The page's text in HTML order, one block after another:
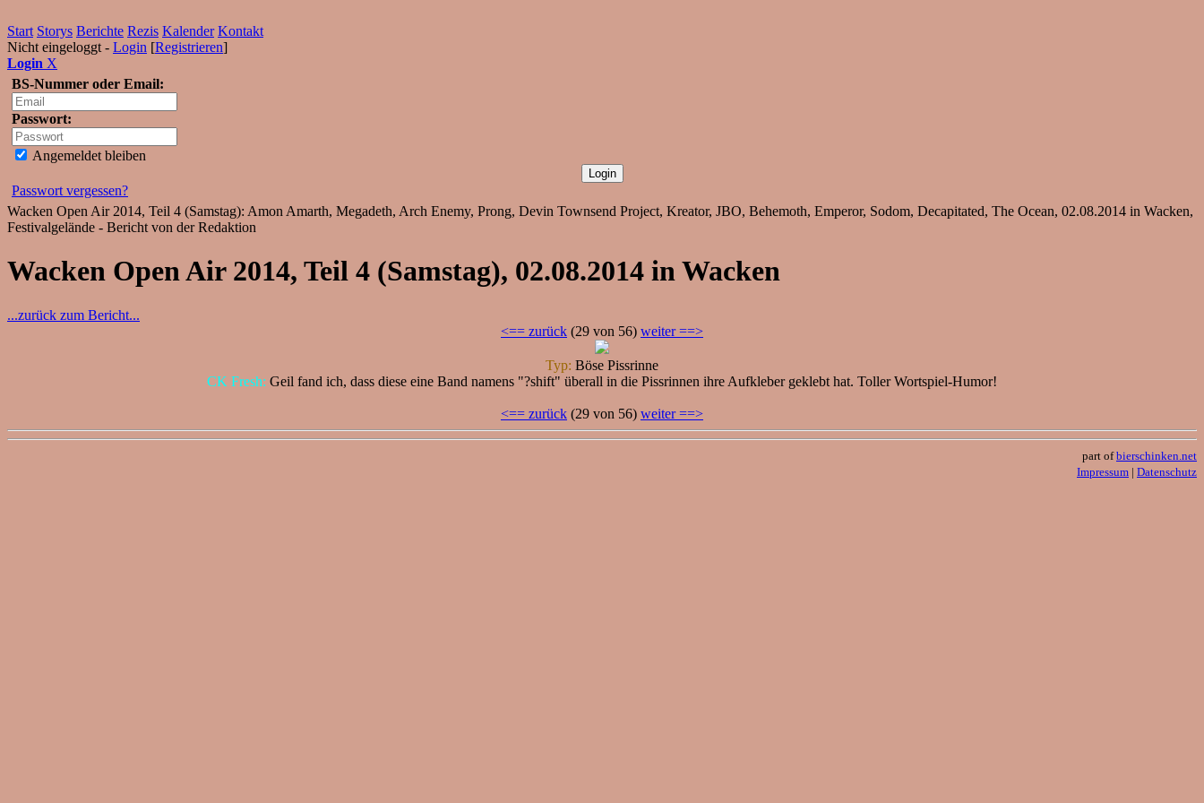
Start Storys Berichte Rezis Kalender Kontakt
Nicht eingeloggt - Login [Registrieren]
Login X
BS-Nummer oder Email:
Passwort:
Angemeldet bleiben
Passwort vergessen?
Wacken Open Air 2014, Teil 4 (Samstag): Amon Amarth, Megadeth, Arch Enemy, Prong, Devin Townsend Project, Kreator, JBO, Behemoth, Emperor, Sodom, Decapitated, The Ocean, 02.08.2014 in Wacken,
Festivalgelände - Bericht von der Redaktion
Wacken Open Air 2014, Teil 4 (Samstag), 02.08.2014 in Wacken
...zurück zum Bericht...
<== zurück (29 von 56) weiter ==>
Typ: Böse Pissrinne
CK Fresh: Geil fand ich, dass diese eine Band namens "?shift" überall in die Pissrinnen ihre Aufkleber geklebt hat. Toller Wortspiel-Humor!
<== zurück (29 von 56) weiter ==>
part ofbierschinken.net
Impressum | Datenschutz